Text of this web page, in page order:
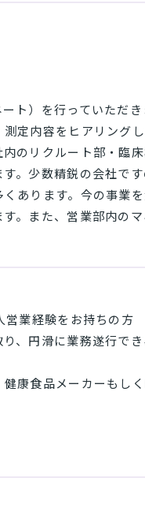
ト）を行っていただ
定内容をヒアリング
のリクルート部・臨
。少数精鋭の会社で
あります。今の事業
。また、営業部内の
営業経験をお持ちの方
、円滑に業務遂行で
康食品メーカーもし